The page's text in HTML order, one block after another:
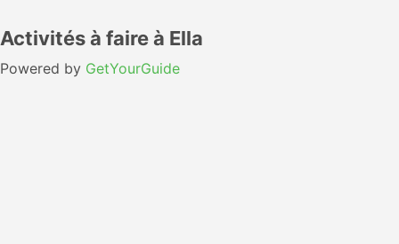
Activités à faire à Ella
Powered by GetYourGuide